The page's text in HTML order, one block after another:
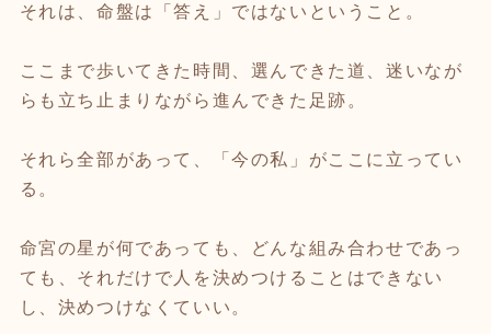
それは、命盤は「答え」ではないということ。
ここまで歩いてきた時間、選んできた道、迷いなが
らも立ち止まりながら進んできた足跡。
それら全部があって、「今の私」がここに立ってい
る。
命宮の星が何であっても、どんな組み合わせであっ
ても、それだけで人を決めつけることはできない
し、決めつけなくていい。